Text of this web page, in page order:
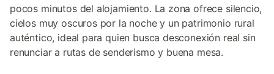
pocos minutos del alojamiento. La zona ofrece silencio,
cielos muy oscuros por la noche y un patrimonio rural
auténtico, ideal para quien busca desconexión real sin
renunciar a rutas de senderismo y buena mesa.